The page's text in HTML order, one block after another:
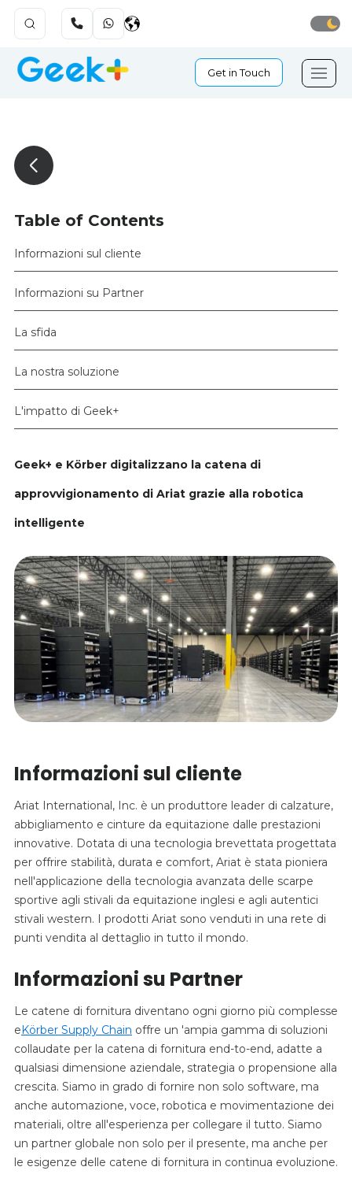
Get in Touch
Table of Contents
Informazioni sul cliente
Informazioni su Partner
La sfida
La nostra soluzione
L'impatto di Geek+
Geek+ e Körber digitalizzano la catena di
approvvigionamento di Ariat grazie alla robotica
intelligente
Informazioni sul cliente
Ariat International, Inc. è un produttore leader di calzature,
abbigliamento e cinture da equitazione dalle prestazioni
innovative. Dotata di una tecnologia brevettata progettata
per offrire stabilità, durata e comfort, Ariat è stata pioniera
nell'applicazione della tecnologia avanzata delle scarpe
sportive agli stivali da equitazione inglesi e agli autentici
stivali western. I prodotti Ariat sono venduti in una rete di
punti vendita al dettaglio in tutto il mondo.
Informazioni su Partner
Le catene di fornitura diventano ogni giorno più complesse
eKörber Supply Chain offre un 'ampia gamma di soluzioni
collaudate per la catena di fornitura end-to-end, adatte a
qualsiasi dimensione aziendale, strategia o propensione alla
crescita. Siamo in grado di fornire non solo software, ma
anche automazione, voce, robotica e movimentazione dei
materiali, oltre all'esperienza per collegare il tutto. Siamo
un partner globale non solo per il presente, ma anche per
le esigenze delle catene di fornitura in continua evoluzione.